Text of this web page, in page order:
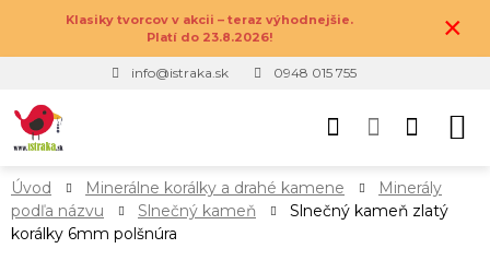
Klasiky tvorcov v akcii – teraz výhodnejšie.
Platí do 23.8.2026!
×
info@istraka.sk 0948 015 755
Úvod Minerálne korálky a drahé kamene
Minerály
podľa názvu
Slnečný kameň
Slnečný kameň zlatý
korálky 6mm polšnúra